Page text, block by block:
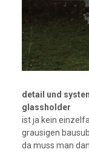
detail und
glassholder
ist ja kein
grausigen
da muss man